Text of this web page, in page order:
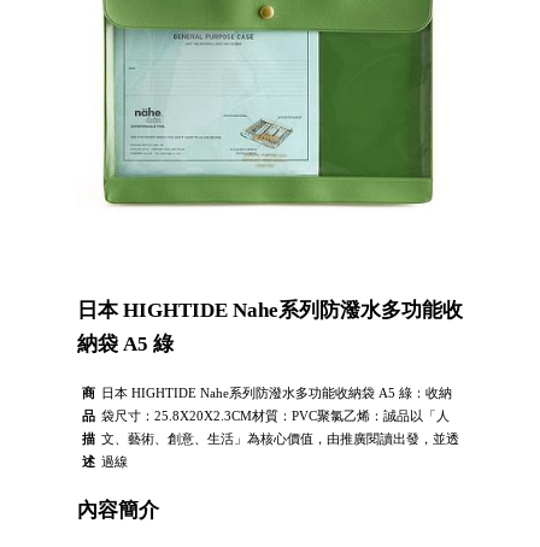
日本 HIGHTIDE Nahe系列防潑水多功能收
納袋 A5 綠
商
品
描
述
日本 HIGHTIDE Nahe系列防潑水多功能收納袋 A5 綠：收納
袋尺寸：25.8X20X2.3CM材質：PVC聚氯乙烯：誠品以「人
文、藝術、創意、生活」為核心價值，由推廣閱讀出發，並透
過線
內容簡介